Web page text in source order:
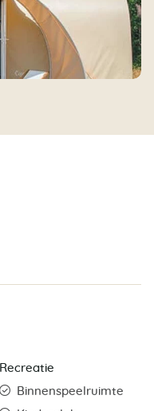
Recreatie
Binnenspeelruimte